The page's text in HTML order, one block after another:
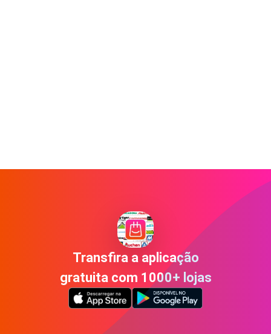
Transfira a aplicação
gratuita com 1000+ lojas